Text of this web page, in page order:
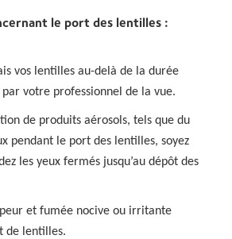
le port des lentilles :
vos lentilles au-delà de la durée
votre professionnel de la vue.
de produits aérosols, tels que du
pendant le port des lentilles, soyez
les yeux fermés jusqu’au dépôt des
et fumée nocive ou irritante
de lentilles.